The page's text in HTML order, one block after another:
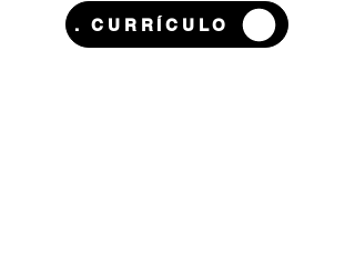
. CURRÍCULO